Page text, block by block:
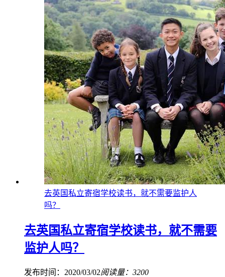
去英国私立寄宿学校读书，就不需要监护人
吗？
去英国私立寄宿学校读书，就不需要
监护人吗？
发布时间：2020/03/02阅读量：3200